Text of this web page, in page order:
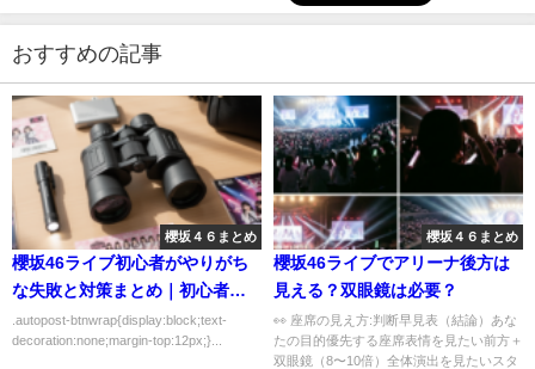
おすすめの記事
櫻坂４６まとめ
櫻坂46ライブ初心者がやりがち
な失敗と対策まとめ｜初心者向
けにわかりやすく解説
.autopost-btnwrap{display:block;text-
decoration:none;margin-top:12px;}...
櫻坂４６まとめ
櫻坂46ライブでアリーナ後方は
見える？双眼鏡は必要？
👀 座席の見え方:判断早見表（結論）あな
たの目的優先する座席表情を見たい前方＋
双眼鏡（8〜10倍）全体演出を見たいスタ